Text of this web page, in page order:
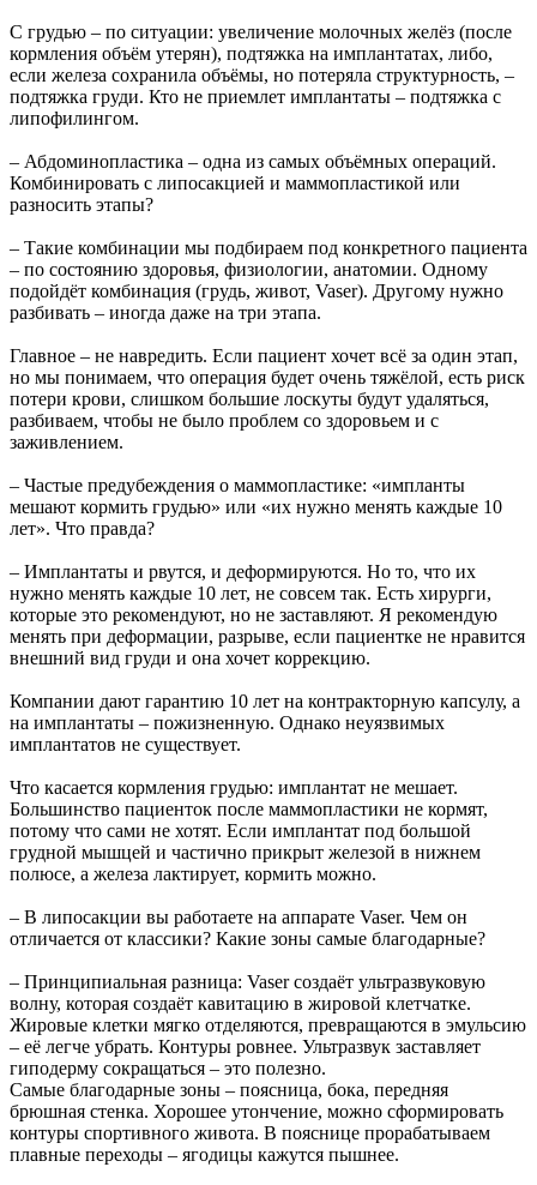
С грудью – по ситуации: увеличение молочных желёз (после
кормления объём утерян), подтяжка на имплантатах, либо,
если железа сохранила объёмы, но потеряла структурность, –
подтяжка груди. Кто не приемлет имплантаты – подтяжка с
липофилингом.
– Абдоминопластика – одна из самых объёмных операций.
Комбинировать с липосакцией и маммопластикой или
разносить этапы?
– Такие комбинации мы подбираем под конкретного пациента
– по состоянию здоровья, физиологии, анатомии. Одному
подойдёт комбинация (грудь, живот, Vaser). Другому нужно
разбивать – иногда даже на три этапа.
Главное – не навредить. Если пациент хочет всё за один этап,
но мы понимаем, что операция будет очень тяжёлой, есть риск
потери крови, слишком большие лоскуты будут удаляться,
разбиваем, чтобы не было проблем со здоровьем и с
заживлением.
– Частые предубеждения о маммопластике: «импланты
мешают кормить грудью» или «их нужно менять каждые 10
лет». Что правда?
– Имплантаты и рвутся, и деформируются. Но то, что их
нужно менять каждые 10 лет, не совсем так. Есть хирурги,
которые это рекомендуют, но не заставляют. Я рекомендую
менять при деформации, разрыве, если пациентке не нравится
внешний вид груди и она хочет коррекцию.
Компании дают гарантию 10 лет на контракторную капсулу, а
на имплантаты – пожизненную. Однако неуязвимых
имплантатов не существует.
Что касается кормления грудью: имплантат не мешает.
Большинство пациенток после маммопластики не кормят,
потому что сами не хотят. Если имплантат под большой
грудной мышцей и частично прикрыт железой в нижнем
полюсе, а железа лактирует, кормить можно.
– В липосакции вы работаете на аппарате Vaser. Чем он
отличается от классики? Какие зоны самые благодарные?
– Принципиальная разница: Vaser создаёт ультразвуковую
волну, которая создаёт кавитацию в жировой клетчатке.
Жировые клетки мягко отделяются, превращаются в эмульсию
– её легче убрать. Контуры ровнее. Ультразвук заставляет
гиподерму сокращаться – это полезно.
Самые благодарные зоны – поясница, бока, передняя
брюшная стенка. Хорошее утончение, можно сформировать
контуры спортивного живота. В пояснице прорабатываем
плавные переходы – ягодицы кажутся пышнее.